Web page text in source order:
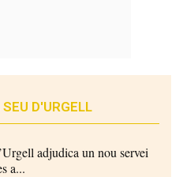
D'URGELL
adjudica un nou servei
a...